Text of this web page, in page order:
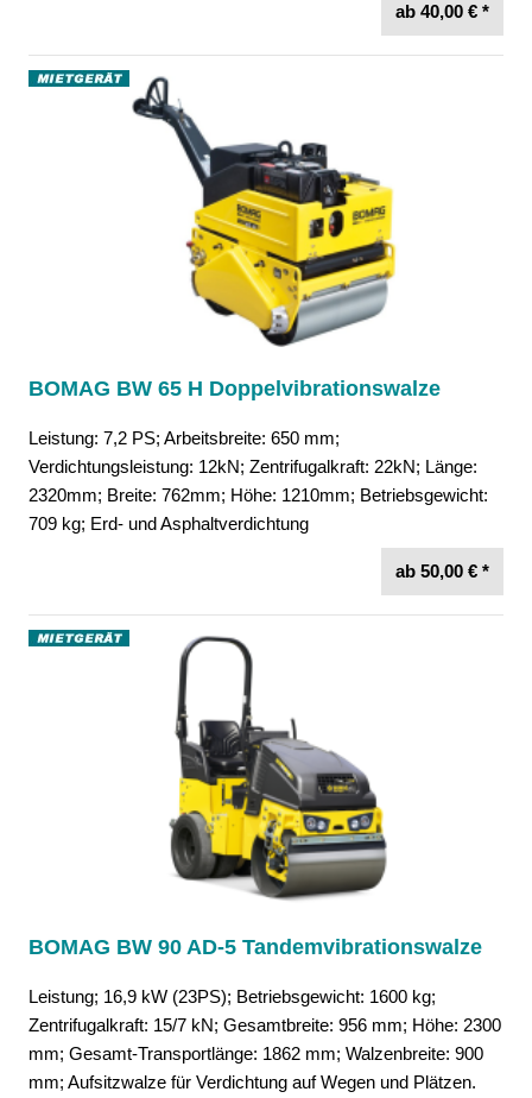
ab 40,00 € *
BOMAG BW 65 H Doppelvibrationswalze
Leistung: 7,2 PS; Arbeitsbreite: 650 mm;
Verdichtungsleistung: 12kN; Zentrifugalkraft: 22kN; Länge:
2320mm; Breite: 762mm; Höhe: 1210mm; Betriebsgewicht:
709 kg; Erd- und Asphaltverdichtung
ab 50,00 € *
BOMAG BW 90 AD-5 Tandemvibrationswalze
Leistung; 16,9 kW (23PS); Betriebsgewicht: 1600 kg;
Zentrifugalkraft: 15/7 kN; Gesamtbreite: 956 mm; Höhe: 2300
mm; Gesamt-Transportlänge: 1862 mm; Walzenbreite: 900
mm; Aufsitzwalze für Verdichtung auf Wegen und Plätzen.